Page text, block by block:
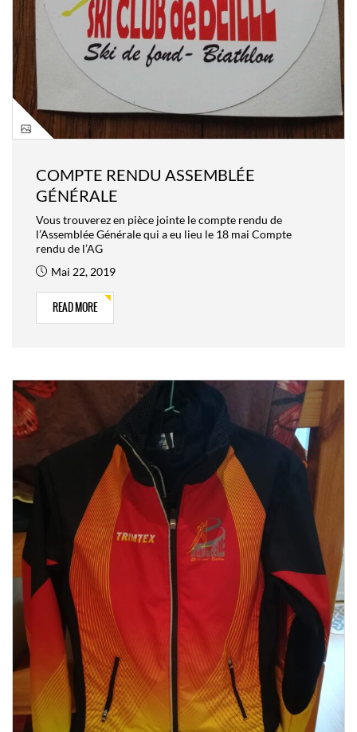
COMPTE RENDU ASSEMBLÉE
GÉNÉRALE
Vous trouverez en pièce jointe le compte rendu de
l’Assemblée Générale qui a eu lieu le 18 mai Compte
rendu de l’AG
Mai 22, 2019
READ MORE